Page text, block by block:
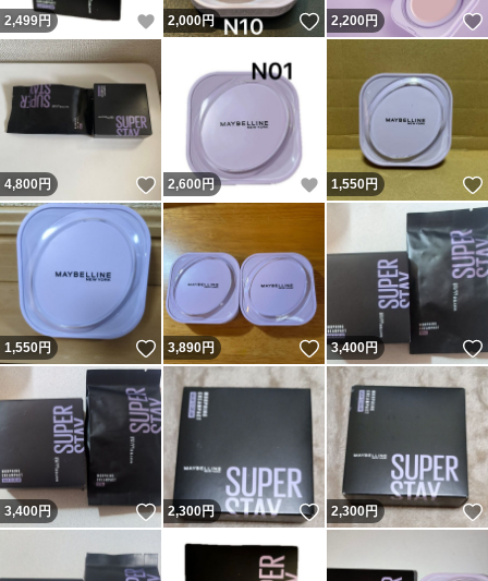
2,499円 いいね！
2,000円 いいね！
2,200円
4,800円 いいね！
2,600円 いいね！
1,550円
1,550円 いいね！
3,890円 いいね！
3,400円
3,400円 いいね！
2,300円 いいね！
2,300円